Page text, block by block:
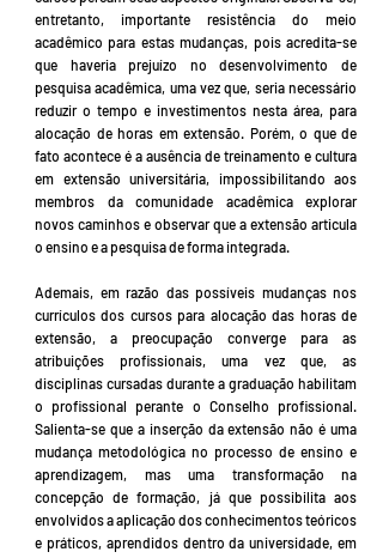
entretanto, importante resistência do meio
acadêmico para estas mudanças, pois acredita-se
que haveria prejuízo no desenvolvimento de
pesquisa acadêmica, uma vez que, seria necessário
reduzir o tempo e investimentos nesta área, para
alocação de horas em extensão. Porém, o que de
fato acontece é a ausência de treinamento e cultura
em extensão universitária, impossibilitando aos
membros da comunidade acadêmica explorar
novos caminhos e observar que a extensão articula
o ensino e a pesquisa de forma integrada.
Ademais, em razão das possíveis mudanças nos
currículos dos cursos para alocação das horas de
extensão, a preocupação converge para as
atribuições profissionais, uma vez que, as
disciplinas cursadas durante a graduação habilitam
o profissional perante o Conselho profissional.
Salienta-se que a inserção da extensão não é uma
mudança metodológica no processo de ensino e
aprendizagem, mas uma transformação na
concepção de formação, já que possibilita aos
envolvidos a aplicação dos conhecimentos teóricos
e práticos, aprendidos dentro da universidade, em